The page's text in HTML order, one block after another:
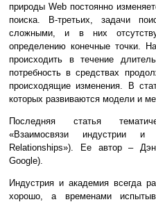
природы Web постоянно
поиска. В-третьих, задачи
сложными, и в них
определению конечные точки.
происходить в течение
потребность в средствах
происходящие изменения. В
которых развиваются модели и
Последняя статья
«Взаимосвязи индустрии и
Relationships»). Ее автор –
Google).
Индустрия и академия всегда
хорошо, а временами